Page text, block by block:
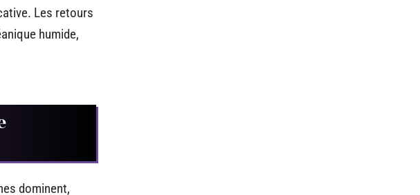
Les retours
humide,
dominent,